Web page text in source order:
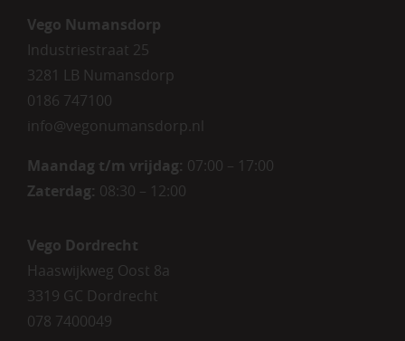
Vego Numansdorp
Industriestraat 25
3281 LB Numansdorp
0186 747100
info@vegonumansdorp.nl
Maandag t/m vrijdag: 07:00 – 17:00
Zaterdag: 08:30 – 12:00
Vego Dordrecht
Haaswijkweg Oost 8a
3319 GC Dordrecht
078 7400049